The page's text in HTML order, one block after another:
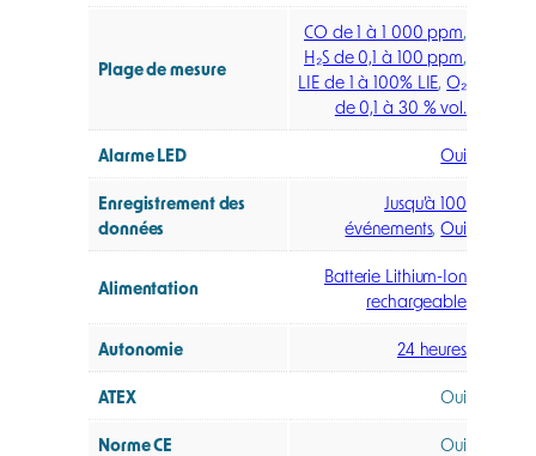
Plage de mesure
CO de 1 à 1 000 ppm,
H₂S de 0,1 à 100 ppm,
LIE de 1 à 100% LIE,O₂
de 0,1 à 30 % vol.
Alarme LED Oui
Enregistrement des
données
Jusqu’à 100
événements,Oui
Alimentation
Batterie Lithium-Ion
rechargeable
Autonomie 24 heures
ATEX Oui
Norme CE Oui